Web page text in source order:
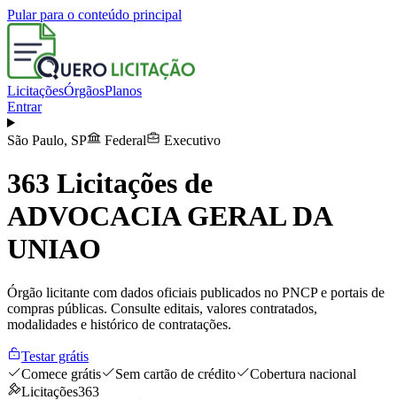
Pular para o conteúdo principal
LicitaçõesÓrgãosPlanos
Entrar
São Paulo, SP Federal Executivo
363 Licitações de
ADVOCACIA GERAL DA
UNIAO
Órgão licitante com dados oficiais publicados no PNCP e portais de
compras públicas. Consulte editais, valores contratados,
modalidades e histórico de contratações.
Testar grátis
Comece grátis
Sem cartão de crédito
Cobertura nacional
Licitações363